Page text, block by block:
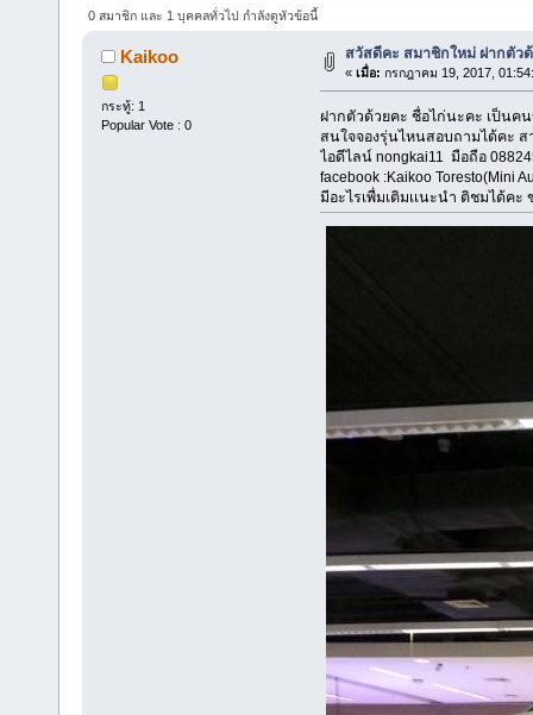
0 สมาชิก และ 1 บุคคลทั่วไป กำลังดูหัวข้อนี้
Kaikoo
กระทู้: 1
Popular Vote : 0
สวัสดีคะ สมาชิกใหม่ ฝากตัว
« เมื่อ: กรกฎาคม 19, 2017,
ฝากตัวด้วยคะ ชื่อไก่นะคะ เป็นค
สนใจจองรุ่นไหนสอบถามได้คะ
ไอดีไลน์ nongkai11 มือถือ
facebook :Kaikoo Toresto(Mini
มีอะไรเพื่มเติมเเนะนำ ติชมได้ค